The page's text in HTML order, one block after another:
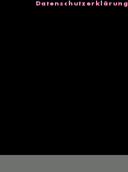
Datenschutzerklärung